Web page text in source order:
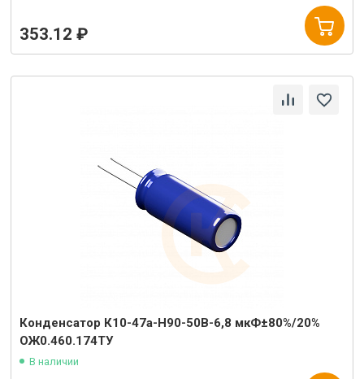
353.12 ₽
Конденсатор К10-47а-Н90-50В-6,8 мкФ±80%/20%
ОЖ0.460.174ТУ
В наличии